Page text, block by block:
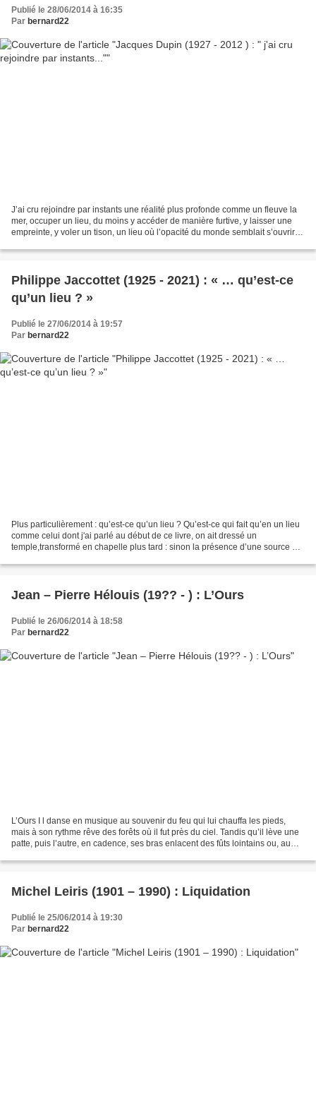
Publié le 28/06/2014 à 16:35
Par bernard22
J’ai cru rejoindre par instants une réalité plus profonde comme un fleuve la
mer, occuper un lieu, du moins y accéder de manière furtive, y laisser une
empreinte, y voler un tison, un lieu où l’opacité du monde semblait s’ouvrir
Philippe Jaccottet (1925 - 2021) : « … qu’est-ce
qu’un lieu ? »
Publié le 27/06/2014 à 19:57
Par bernard22
Plus particulièrement : qu’est-ce qu’un lieu ? Qu’est-ce qui fait qu’en un lieu
comme celui dont j'ai parlé au début de ce livre, on ait dressé un
temple,transformé en chapelle plus tard : sinon la présence d’une source et
Jean – Pierre Hélouis (19?? - ) : L’Ours
Publié le 26/06/2014 à 18:58
Par bernard22
L’Ours I l danse en musique au souvenir du feu qui lui chauffa les pieds,
mais à son rythme rêve des forêts où il fut près du ciel. Tandis qu’il lève une
patte, puis l’autre, en cadence, ses bras enlacent des fûts lointains ou, au
Michel Leiris (1901 – 1990) : Liquidation
Publié le 25/06/2014 à 19:30
Par bernard22